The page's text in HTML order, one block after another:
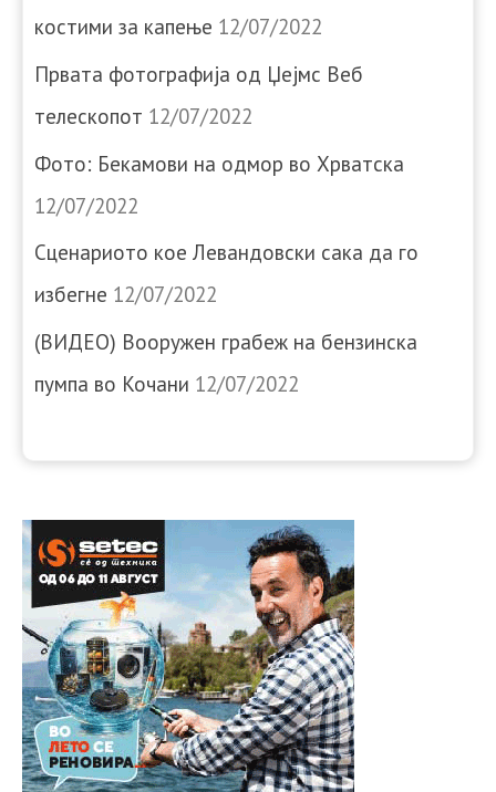
костими за капење 12/07/2022
Првата фотографија од Џејмс Веб
телескопот 12/07/2022
Фото: Бекамови на одмор во Хрватска
12/07/2022
Сценариото кое Левандовски сака да го
избегне 12/07/2022
(ВИДЕО) Вооружен грабеж на бензинска
пумпа во Кочани 12/07/2022